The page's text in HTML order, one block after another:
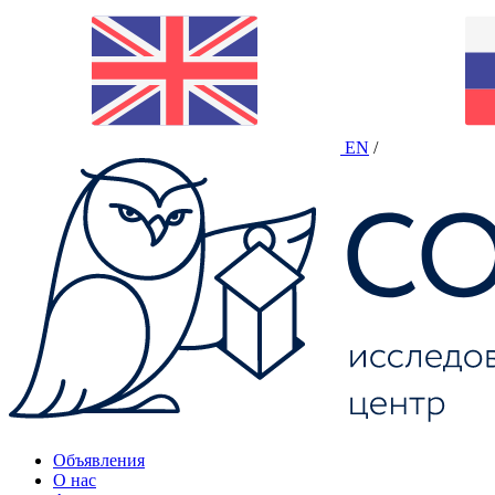
EN /
Объявления
О нас